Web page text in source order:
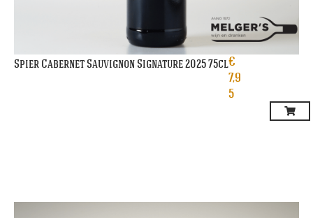
Spier Cabernet Sauvignon Signature 2025 75cl€
7,9
5